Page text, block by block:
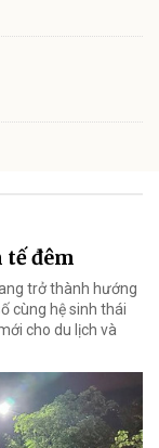
đêm
trở thành hướng
cùng hệ sinh thái
cho du lịch và